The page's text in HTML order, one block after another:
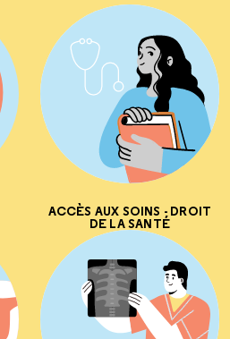
ACCÈS AUX SOINS - DROIT
DE LA SANTÉ